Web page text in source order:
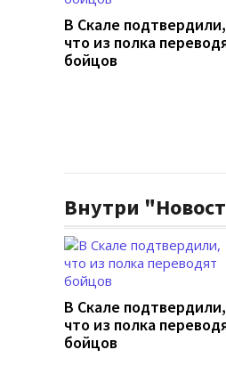
В Скале подтвердили,
что из полка
бойцов
Внутри
В Скале подтвердили,
что из полка
бойцов